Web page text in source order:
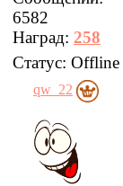
6582
Наград: 258
Статус: Offline
qw_22